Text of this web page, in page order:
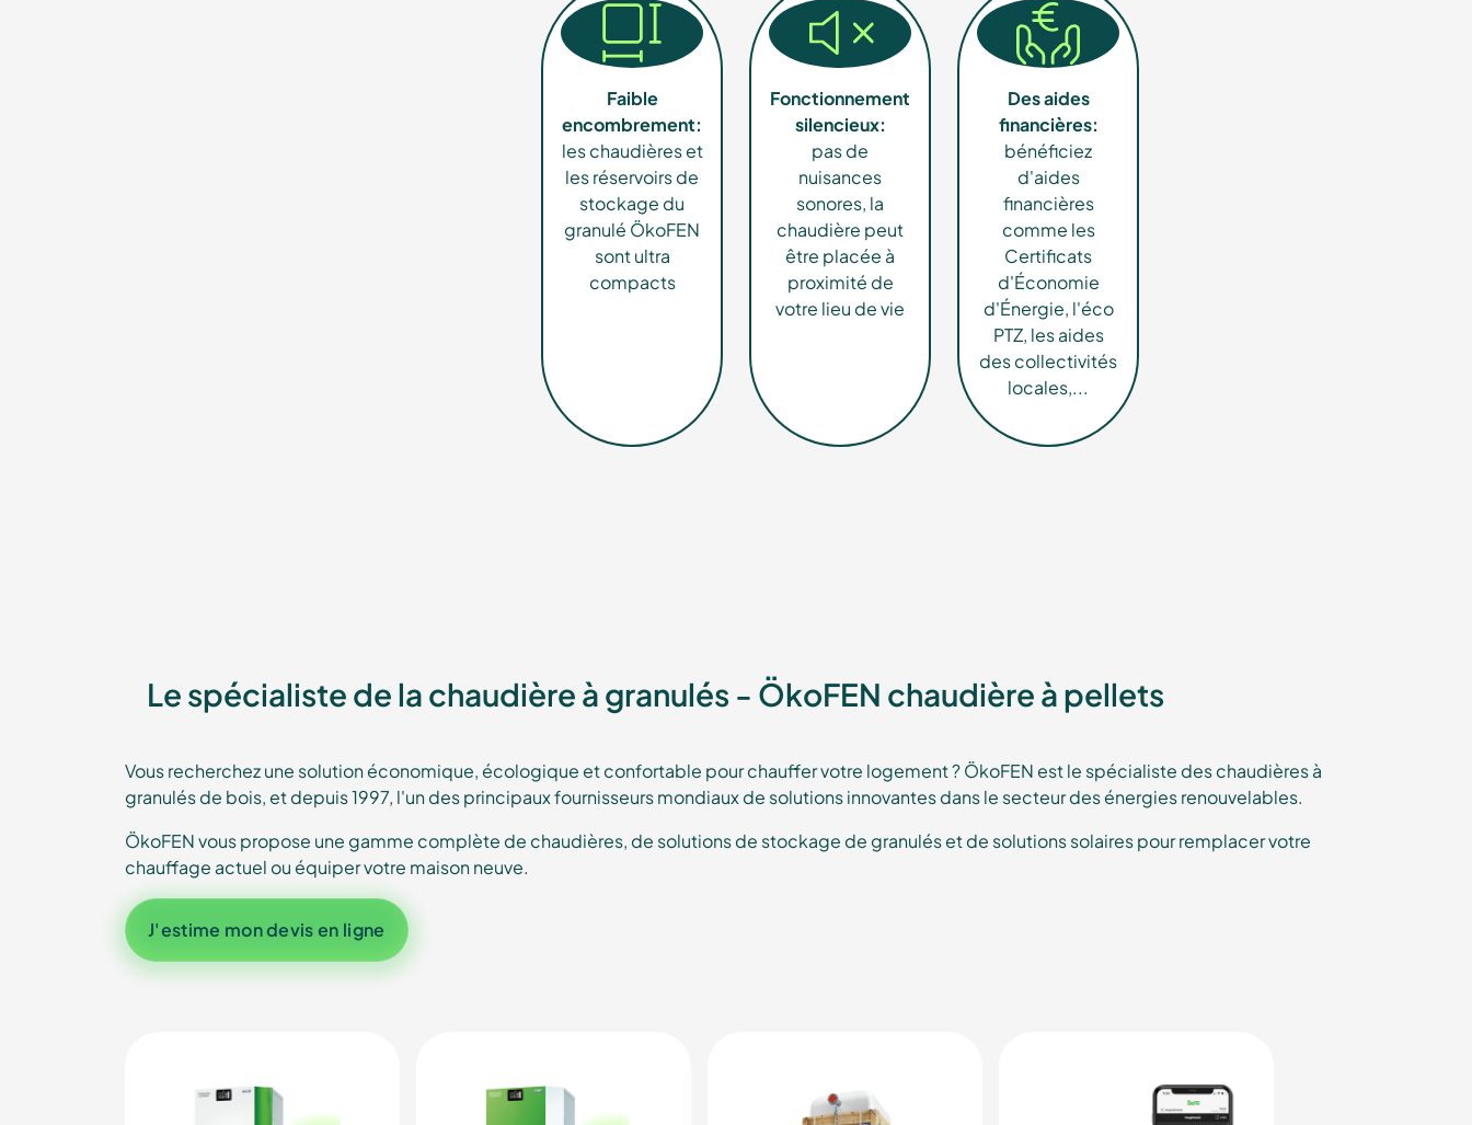
Faible
encombrement:
les chaudières et
les réservoirs de
stockage du
granulé ÖkoFEN
sont ultra
compacts
Fonctionnement
silencieux:
pas de
nuisances
sonores, la
chaudière peut
être placée à
proximité de
votre lieu de vie
Des aides
financières:
bénéficiez
d'aides
financières
comme les
Certificats
d'Économie
d'Énergie, l'éco
PTZ, les aides
des collectivités
locales,...
Le spécialiste de la chaudière à granulés - ÖkoFEN chaudière à pellets
Vous recherchez une solution économique, écologique et confortable pour chauffer votre logement ? ÖkoFEN est le spécialiste des chaudières à
granulés de bois, et depuis 1997, l'un des principaux fournisseurs mondiaux de solutions innovantes dans le secteur des énergies renouvelables.
ÖkoFEN vous propose une gamme complète de chaudières, de solutions de stockage de granulés et de solutions solaires pour remplacer votre
chauffage actuel ou équiper votre maison neuve.
J'estime mon devis en ligne